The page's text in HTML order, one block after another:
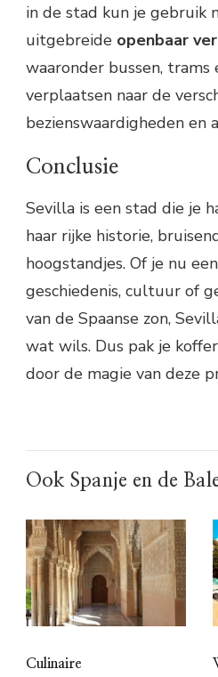
in de stad kun je gebruik
uitgebreide openbaar
waaronder bussen, trams
verplaatsen naar de
bezienswaardigheden en
Conclusie
Sevilla is een stad die je
haar rijke historie,
hoogstandjes. Of je nu
geschiedenis, cultuur of
van de Spaanse zon,
wat wils. Dus pak je
door de magie van deze
Ook Spanje en de
Culinaire